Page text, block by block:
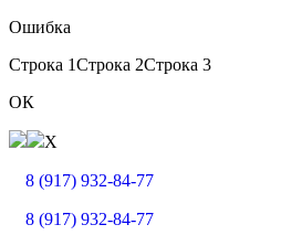
Ошибка
Строка 1Строка 2Строка 3
ОК
X
8 (917) 932-84-77
8 (917) 932-84-77